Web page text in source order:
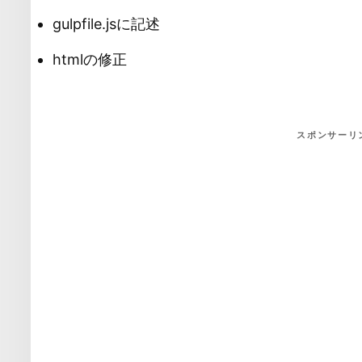
gulpfile.jsに記述
htmlの修正
スポンサーリ